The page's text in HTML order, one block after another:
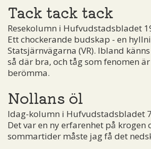
Tack tack tack
Resekolumn i Hufvudstadsbladet
Ett chockerande budskap - en
Statsjärnvägarna (VR). Ibland
så där bra, och tåg som fenomen
berömma.
Nollans öl
Idag-kolumn i Hufvudstadsbladet
Det var en ny erfarenhet på krogen
sommartider måste jag få det